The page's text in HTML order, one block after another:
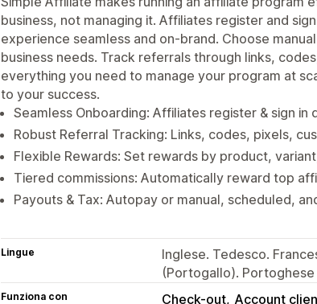
business, not managing it. Affiliates register and
experience seamless and on-brand. Choose
business needs. Track referrals through links,
everything you need to manage your program at
to your success.
Seamless Onboarding: Affiliates register & sign
Robust Referral Tracking: Links, codes, pixels,
Flexible Rewards: Set rewards by product,
Tiered commissions: Automatically reward top
Payouts & Tax: Autopay or manual, scheduled,
Lingue
Inglese. Tedesco.
(Portogallo).
Funziona con Check-out Account